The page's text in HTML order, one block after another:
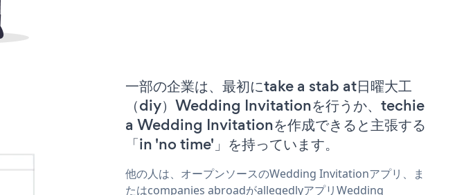
一部の企業は、最初にtake a stab at日曜大工
（diy）Wedding Invitationを行うか、techie
a Wedding Invitationを作成できると主張する
「in 'no time'」を持っています。
他の人は、オープンソースのWedding Invitationアプリ、ま
たはcompanies abroadがallegedlyアプリWedding